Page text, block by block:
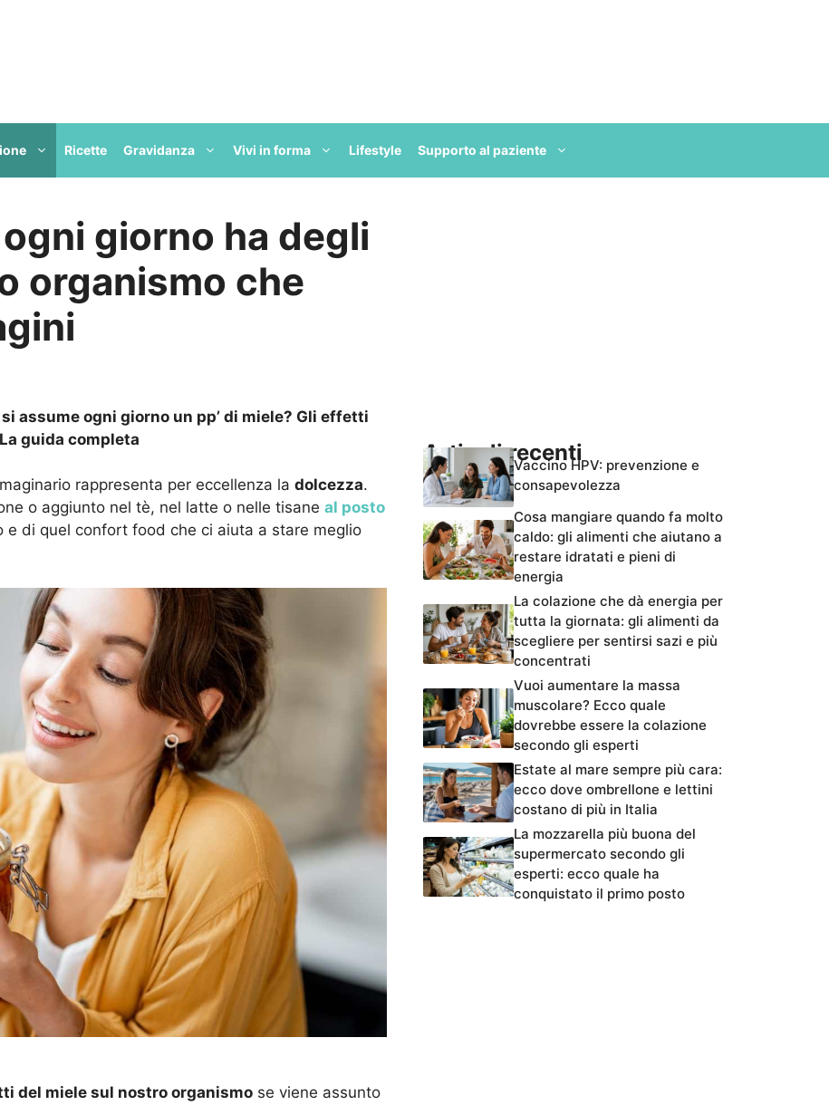
Ricette Gravidanza Vivi in forma Lifestyle Supporto al paziente
giorno ha degli
organismo che
assume ogni giorno un pp’ di miele? Gli effetti
guida completa
rappresenta per eccellenza la dolcezza.
o aggiunto nel tè, nel latte o nelle tisane al posto
e di quel confort food che ci aiuta a stare meglio
del miele sul nostro organismo se viene assunto
Articoli recentiVaccino HPV: prevenzione e
consapevolezza
Cosa mangiare quando fa molto
caldo: gli alimenti che aiutano a
restare idratati e pieni di
energia
La colazione che dà energia per
tutta la giornata: gli alimenti da
scegliere per sentirsi sazi e più
concentrati
Vuoi aumentare la massa
muscolare? Ecco quale
dovrebbe essere la colazione
secondo gli esperti
Estate al mare sempre più cara:
ecco dove ombrellone e lettini
costano di più in Italia
La mozzarella più buona del
supermercato secondo gli
esperti: ecco quale ha
conquistato il primo posto